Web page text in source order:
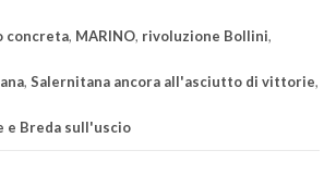
concreta, MARINO, rivoluzione Bollini,
, Salernitana ancora all'asciutto di vittorie,
e Breda sull'uscio